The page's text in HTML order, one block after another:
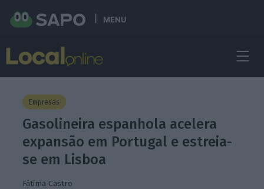
MENU
Empresas
Gasolineira espanhola acelera
expansão em Portugal e estreia-
se em Lisboa
Fátima Castro